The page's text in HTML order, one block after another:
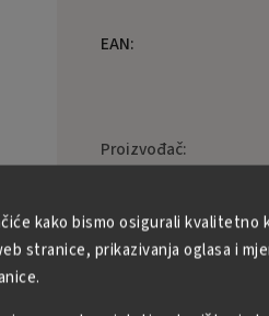
kako bismo osigurali kvalitetno
stranice, prikazivanja oglasa i
EAN:
Proizvođač: